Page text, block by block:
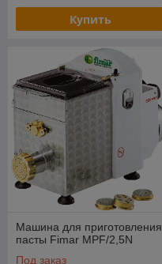
Купить
Машина для приготовления
пасты Fimar MPF/2,5N
Под заказ